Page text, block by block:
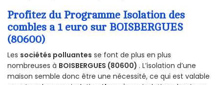
Profitez du Programme Isolation des
combles a 1 euro sur BOISBERGUES
(80600)
Les sociétés polluantes se font de plus en plus
nombreuses à BOISBERGUES (80600) . L’isolation d’une
maison semble donc être une nécessité, ce qui est valable